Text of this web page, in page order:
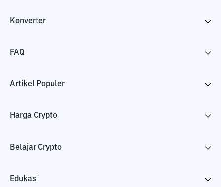
Konverter
FAQ
Artikel Populer
Harga Crypto
Belajar Crypto
Edukasi